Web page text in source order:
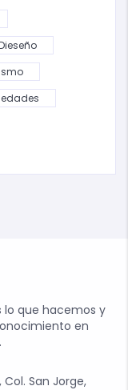
lo que hacemos y
en
Col. San Jorge,